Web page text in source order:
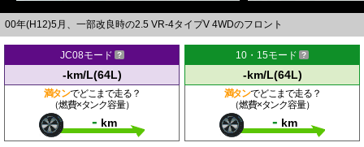
00年(H12)5月、一部改良時の2.5 VR-4タイプV 4WDのフロント
JC08モード
-km/L(64L)
満タンでどこまで走る？
（燃費×タンク容量）
- km
10・15モード
-km/L(64L)
満タンでどこまで走る？
（燃費×タンク容量）
- km